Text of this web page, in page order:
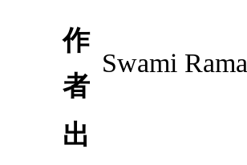
作
者
Swami Rama
出